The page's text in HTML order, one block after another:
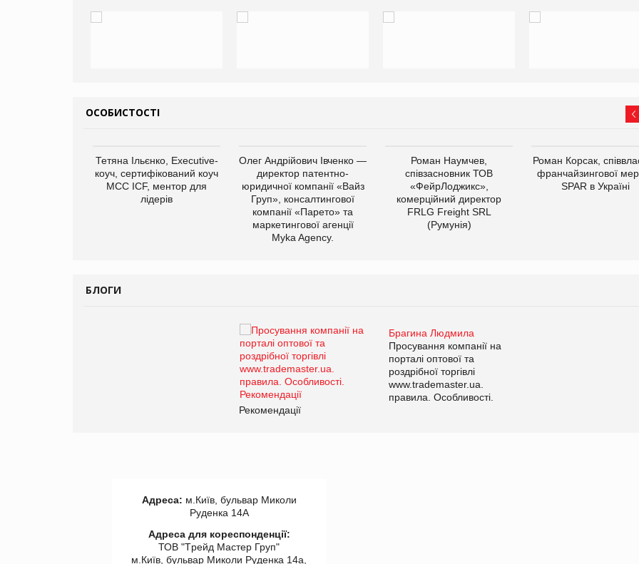
ОСОБИСТОСТІ
Тетяна Ільєнко, Executive-
коуч, сертифікований коуч
МСС ICF, ментор для
лідерів
Олег Андрійович Івченко —
директор патентно-
юридичної компанії «Вайз
Груп», консалтингової
компанії «Парето» та
маркетингової агенції
Myka Agency.
Роман Наумчев,
співзасновник ТОВ
«ФейрЛоджикс»,
комерційний директор
FRLG Freight SRL
(Румунія)
Роман Корсак,
франчайзингової
SPAR в Україні
БЛОГИ
Брагина Людмила
Просування компанії на
порталі оптової та
роздрібної торгівлі
www.trademaster.ua.
правила. Особливості.
Рекомендації
Адреса: м.Київ, бульвар Миколи
Руденка 14А
Адреса для кореспонденції:
ТОВ "Tрейд Мастер Груп"
м.Київ, бульвар Миколи Руденка 14а,